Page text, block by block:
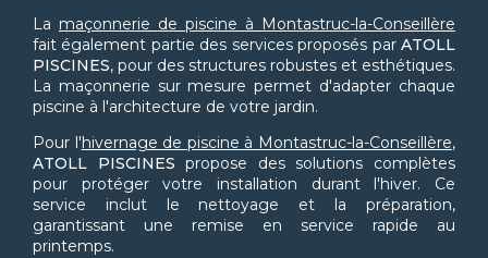
La maçonnerie de piscine à Montastruc-la-Conseillère
fait également partie des services proposés par ATOLL
PISCINES, pour des structures robustes et esthétiques.
La maçonnerie sur mesure permet d'adapter chaque
piscine à l'architecture de votre jardin.
Pour l'hivernage de piscine à Montastruc-la-Conseillère,
ATOLL PISCINES propose des solutions complètes
pour protéger votre installation durant l'hiver. Ce
service inclut le nettoyage et la préparation,
garantissant une remise en service rapide au
printemps.